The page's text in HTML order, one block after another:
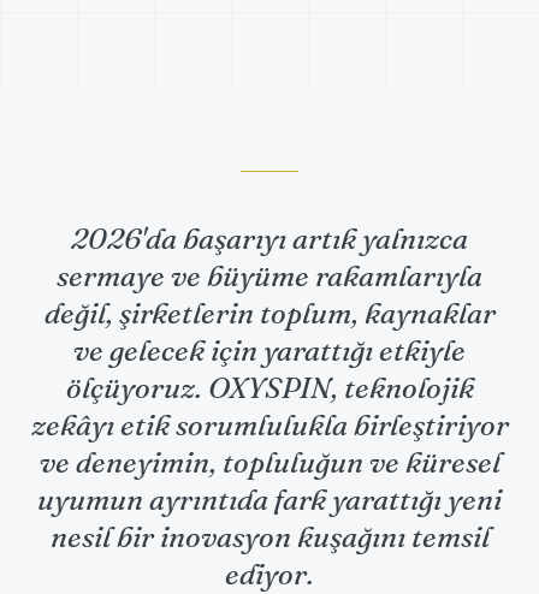
2026'da başarıyı artık yalnızca
sermaye ve büyüme rakamlarıyla
değil, şirketlerin toplum, kaynaklar
ve gelecek için yarattığı etkiyle
ölçüyoruz. OXYSPIN, teknolojik
zekâyı etik sorumlulukla birleştiriyor
ve deneyimin, topluluğun ve küresel
uyumun ayrıntıda fark yarattığı yeni
nesil bir inovasyon kuşağını temsil
ediyor.